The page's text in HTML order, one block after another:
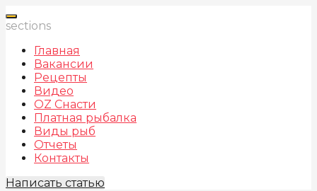
sections
Главная
Вакансии
Рецепты
Видео
OZ Снасти
Платная рыбалка
Виды рыб
Отчеты
Контакты
Написать статью